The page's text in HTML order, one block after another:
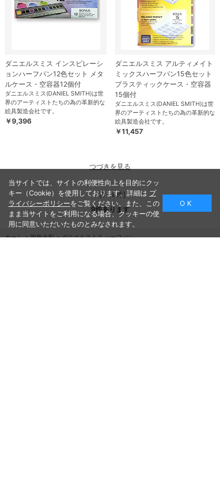
ダニエルスミス インスピレーシ
ョンハーフパン12色セット メタ
ルケース・空容器12個付
ダニエルスミス(DANIEL SMITH)は世
界のアーティストたちの為の革新的な
絵具製造会社です。
￥9,396
ダニエルスミス アルティメイト
ミックスハーフパン15色セット
プラスティックケース・空容器
15個付
ダニエルスミス(DANIEL SMITH)は世
界のアーティストたちの為の革新的な
絵具製造会社です。
￥11,457
つづきを見る
[1～8件]
9件あります
ホーム >固形水彩 >ダニエルスミス ハーフパン
当サイトでは、サイトの利便性向上を目的にクッ
キー（Cookie）を使用しております。詳細は プ
ライバシーポリシーをご覧ください。また、この
まま当サイトをご利用になる場合、クッキーの使
用に同意いただいたものとみなされます。
O K